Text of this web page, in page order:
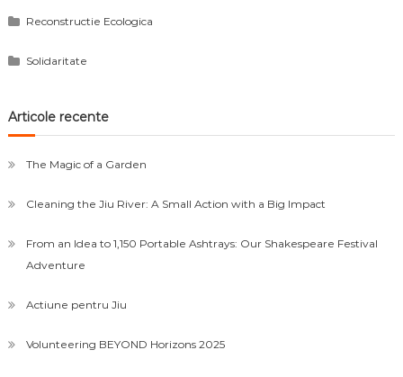
Reconstructie Ecologica
Solidaritate
Articole recente
The Magic of a Garden
Cleaning the Jiu River: A Small Action with a Big Impact
From an Idea to 1,150 Portable Ashtrays: Our Shakespeare Festival
Adventure
Actiune pentru Jiu
Volunteering BEYOND Horizons 2025